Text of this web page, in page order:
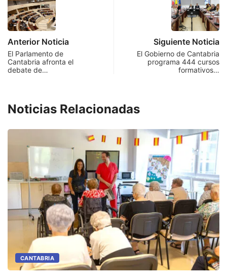
Anterior Noticia
El Parlamento de
Cantabria afronta el
debate de…
Siguiente Noticia
El Gobierno de Cantabria
programa 444 cursos
formativos…
Noticias Relacionadas
CANTABRIA